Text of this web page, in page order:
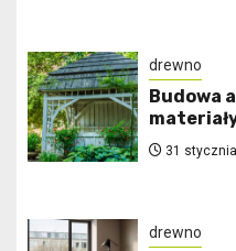
drewno
Budowa
31
drewno